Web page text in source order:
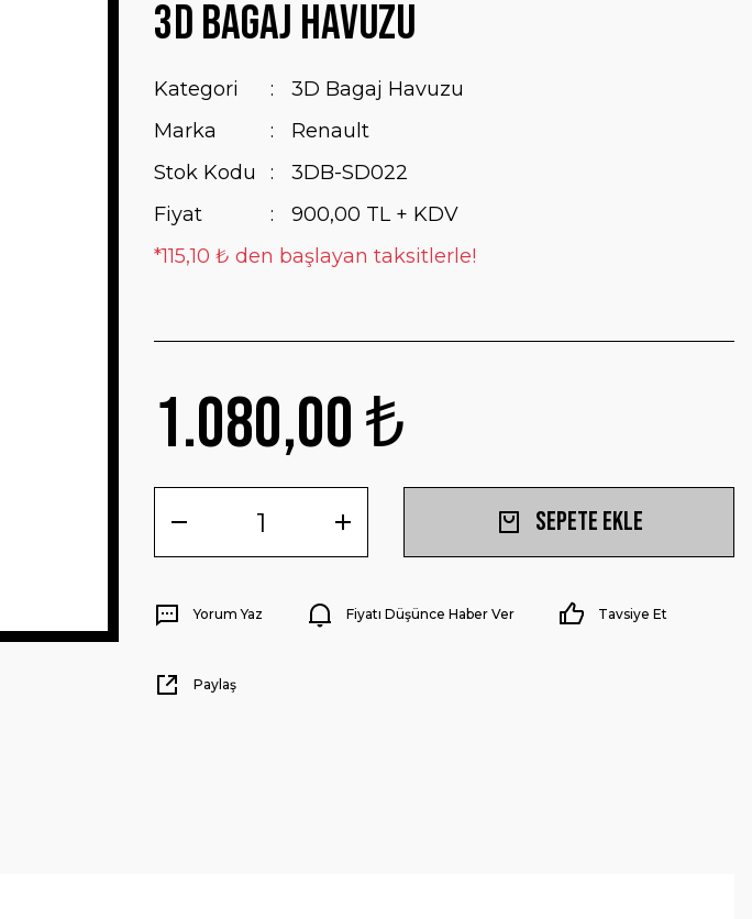
3D Bagaj Havuzu
Kategori
3D Bagaj Havuzu
Marka
Renault
Stok Kodu
3DB-SD022
Fiyat
900,00 TL + KDV
*115,10 ₺ den başlayan taksitlerle!
1.080,00 ₺
Sepete Ekle
Yorum Yaz Fiyatı Düşünce Haber Ver Tavsiye Et
Paylaş